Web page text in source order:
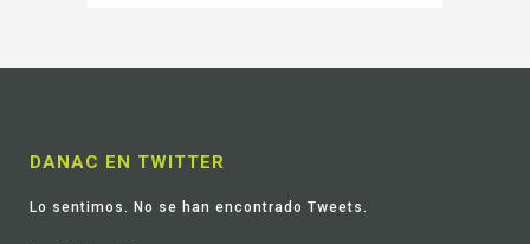
DANAC EN TWITTER
Lo sentimos. No se han encontrado Tweets.